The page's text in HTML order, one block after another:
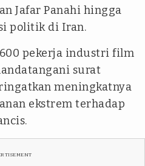
Jafar Panahi hingga
politik di Iran.
pekerja industri film
surat
meningkatnya
ekstrem terhadap